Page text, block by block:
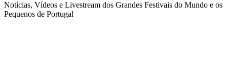
Notícias, Vídeos e Livestream dos Grandes Festivais do Mundo e os
Pequenos de Portugal